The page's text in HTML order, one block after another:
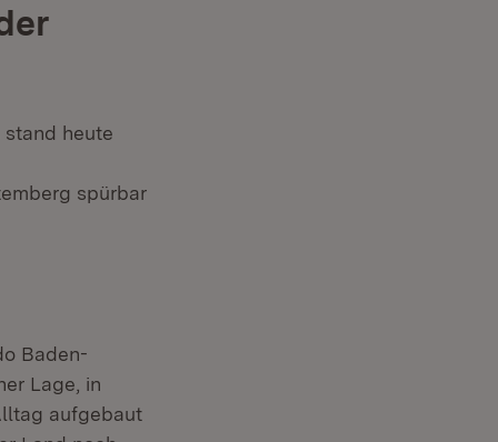
heute
spürbar
Baden-
Lage, in
aufgebaut